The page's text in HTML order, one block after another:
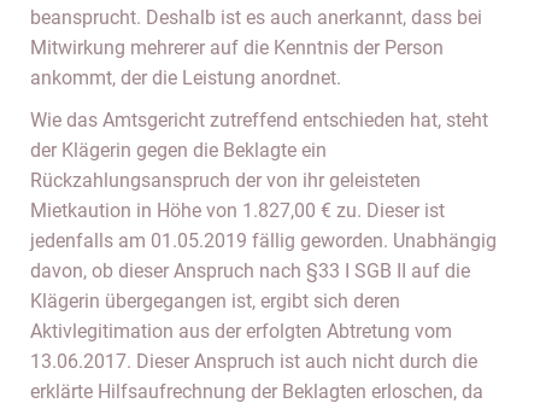
beansprucht. Deshalb ist es auch anerkannt, dass bei
Mitwirkung mehrerer auf die Kenntnis der Person
ankommt, der die Leistung anordnet.
Wie das Amtsgericht zutreffend entschieden hat, steht
der Klägerin gegen die Beklagte ein
Rückzahlungsanspruch der von ihr geleisteten
Mietkaution in Höhe von 1.827,00 € zu. Dieser ist
jedenfalls am 01.05.2019 fällig geworden. Unabhängig
davon, ob dieser Anspruch nach §33 I SGB II auf die
Klägerin übergegangen ist, ergibt sich deren
Aktivlegitimation aus der erfolgten Abtretung vom
13.06.2017. Dieser Anspruch ist auch nicht durch die
erklärte Hilfsaufrechnung der Beklagten erloschen, da